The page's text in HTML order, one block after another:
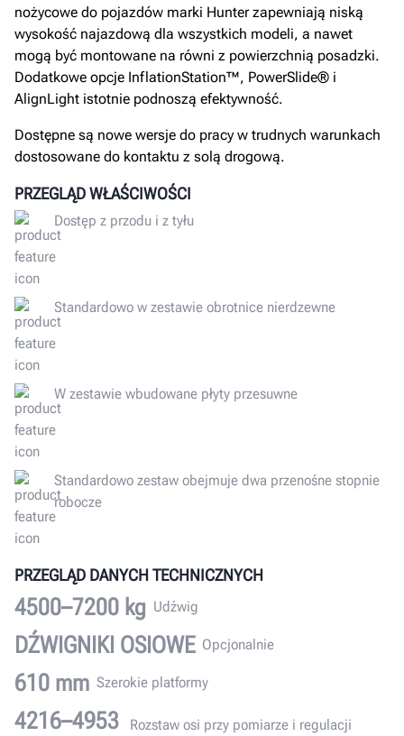
nożycowe do pojazdów marki Hunter zapewniają niską
wysokość najazdową dla wszystkich modeli, a nawet
mogą być montowane na równi z powierzchnią posadzki.
Dodatkowe opcje InflationStation™, PowerSlide® i
AlignLight istotnie podnoszą efektywność.
Dostępne są nowe wersje do pracy w trudnych warunkach
dostosowane do kontaktu z solą drogową.
PRZEGLĄD WŁAŚCIWOŚCI
Dostęp z przodu i z tyłu
Standardowo w zestawie obrotnice nierdzewne
W zestawie wbudowane płyty przesuwne
Standardowo zestaw obejmuje dwa przenośne stopnie
robocze
PRZEGLĄD DANYCH TECHNICZNYCH
4500–7200 kg Udźwig
DŹWIGNIKI OSIOWE Opcjonalnie
610 mm Szerokie platformy
4216–4953
Rozstaw osi przy pomiarze i regulacji